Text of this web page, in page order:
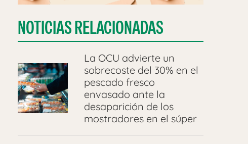
NOTICIAS RELACIONADAS
La OCU advierte un
sobrecoste del 30% en el
pescado fresco
envasado ante la
desaparición de los
mostradores en el súper